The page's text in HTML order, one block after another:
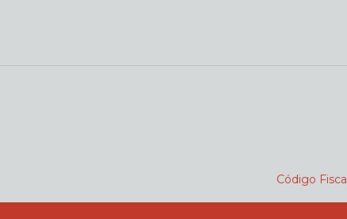
Código Fiscal